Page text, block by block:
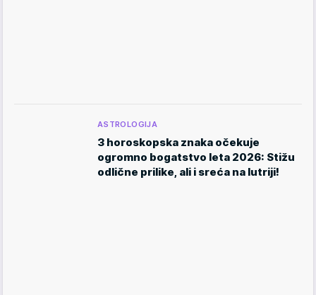
ASTROLOGIJA
3 horoskopska znaka očekuje
ogromno bogatstvo leta 2026: Stižu
odlične prilike, ali i sreća na lutriji!